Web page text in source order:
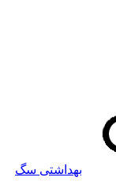
بهداشتی سگ